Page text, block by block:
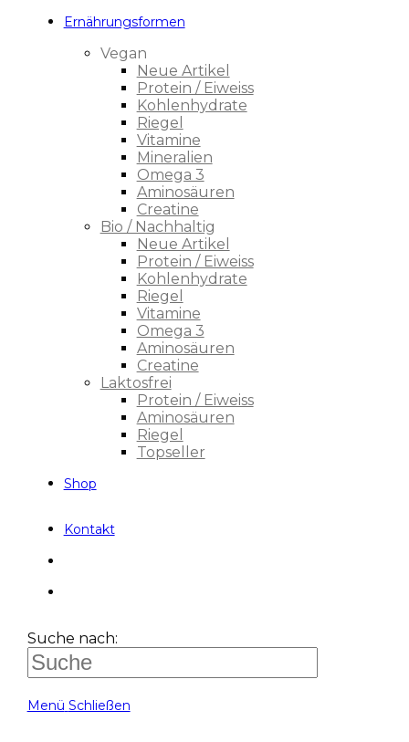
Ernährungsformen
Vegan
Neue Artikel
Protein / Eiweiss
Kohlenhydrate
Riegel
Vitamine
Mineralien
Omega 3
Aminosäuren
Creatine
Bio / Nachhaltig
Neue Artikel
Protein / Eiweiss
Kohlenhydrate
Riegel
Vitamine
Omega 3
Aminosäuren
Creatine
Laktosfrei
Protein / Eiweiss
Aminosäuren
Riegel
Topseller
Shop
Kontakt
Suche nach:
Menü Schließen